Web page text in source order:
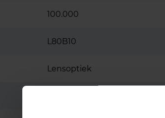
100.000
L80B10
Lensoptiek